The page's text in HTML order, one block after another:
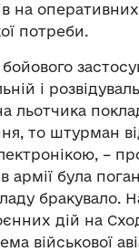
на
потреби.
і
то штурман
–
в армії була
бракувало.
дій на
військової